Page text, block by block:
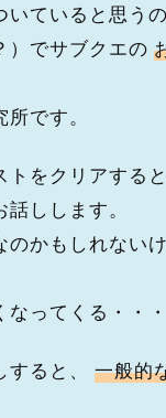
いていると思う
）でサブクエの
です。
をクリアする
しします。
のかもしれない
なってくる・・
ると、 一般的